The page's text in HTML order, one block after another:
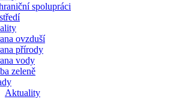
spolupráci
ovzduší
přírody
vody
zeleně
Aktuality